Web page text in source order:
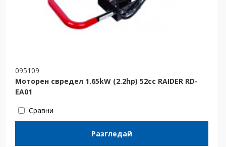
095109
Моторен свредел 1.65kW (2.2hp) 52cc RAIDER RD-
EA01
Сравни
Разгледай